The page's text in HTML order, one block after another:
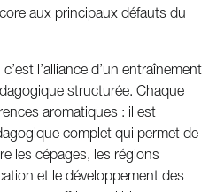
aux principaux défauts du
l’alliance d’un entraînement
structurée. Chaque
aromatiques : il est
complet qui permet de
les cépages, les régions
et le développement des